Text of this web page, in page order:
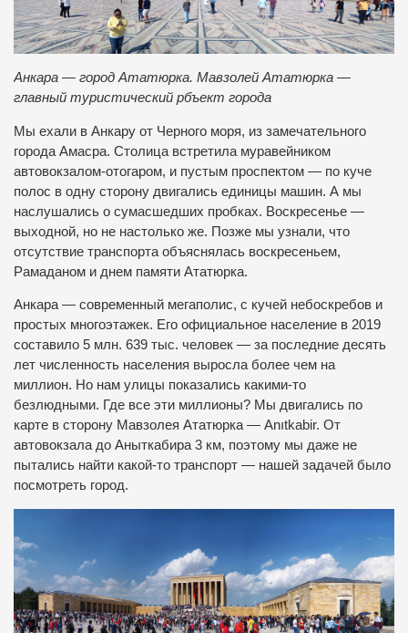
Анкара — город Ататюрка. Мавзолей Ататюрка —
главный туристический рбъект города
Мы ехали в Анкару от Черного моря, из замечательного
города Амасра. Столица встретила муравейником
автовокзалом-отогаром, и пустым проспектом — по куче
полос в одну сторону двигались единицы машин. А мы
наслушались о сумасшедших пробках. Воскресенье —
выходной, но не настолько же. Позже мы узнали, что
отсутствие транспорта объяснялась воскресеньем,
Рамаданом и днем памяти Ататюрка.
Анкара — современный мегаполис, с кучей небоскребов и
простых многоэтажек. Его официальное население в 2019
составило 5 млн. 639 тыс. человек — за последние десять
лет численность населения выросла более чем на
миллион. Но нам улицы показались какими-то
безлюдными. Где все эти миллионы? Мы двигались по
карте в сторону Мавзолея Ататюрка — Anıtkabir. От
автовокзала до Аныткабира 3 км, поэтому мы даже не
пытались найти какой-то транспорт — нашей задачей было
посмотреть город.